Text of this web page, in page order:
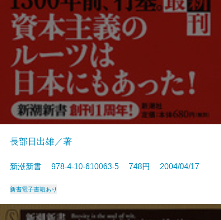
長部日出雄／著
新潮新書 978-4-10-610063-5 748円 2004/04/17
新書電子書籍あり